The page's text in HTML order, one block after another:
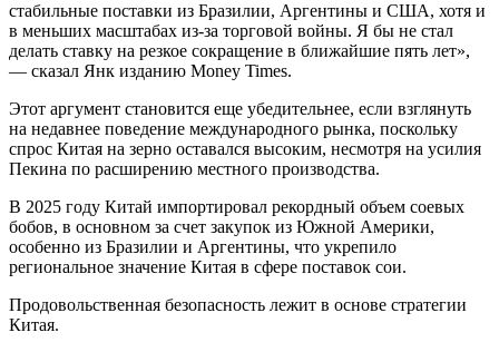
стабильные поставки из Бразилии, Аргентины и США, хотя и
в меньших масштабах из-за торговой войны. Я бы не стал
делать ставку на резкое сокращение в ближайшие пять лет»,
— сказал Янк изданию Money Times.
Этот аргумент становится еще убедительнее, если взглянуть
на недавнее поведение международного рынка, поскольку
спрос Китая на зерно оставался высоким, несмотря на усилия
Пекина по расширению местного производства.
В 2025 году Китай импортировал рекордный объем соевых
бобов, в основном за счет закупок из Южной Америки,
особенно из Бразилии и Аргентины, что укрепило
региональное значение Китая в сфере поставок сои.
Продовольственная безопасность лежит в основе стратегии
Китая.